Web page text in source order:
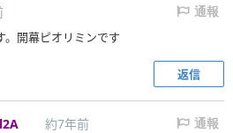
かみさま三連戦募集板 通報
。開幕ピオリミンです
返信
約7年前 通報